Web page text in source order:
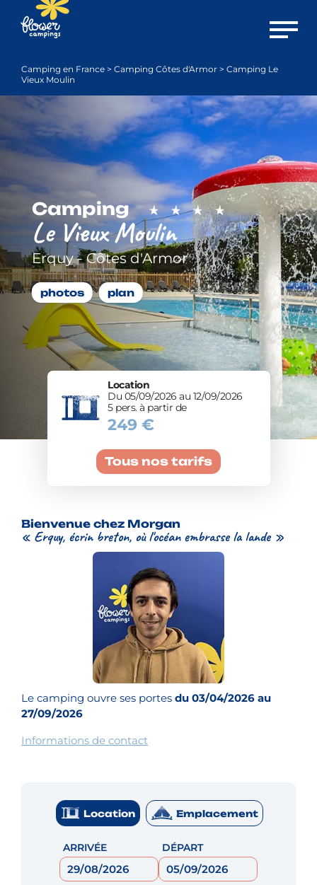
Ouvrir
Camping en France > Camping Côtes d'Armor > Camping Le
Vieux Moulin
Camping
Le Vieux Moulin
Erquy - Côtes d'Armor
photos plan
Location
Du 05/09/2026 au 12/09/2026
5 pers. à partir de
249 €
Tous nos tarifs
Bienvenue chez Morgan
« Erquy, écrin breton, où l'océan embrasse la lande »
Le camping ouvre ses portes du 03/04/2026 au
27/09/2026
Informations de contact
Location Emplacement
ARRIVÉE DÉPART